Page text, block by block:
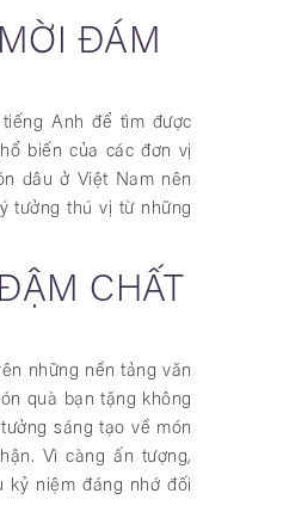
ĐÁM
Anh để tìm được
biến của các đơn vị
dâu ở Việt Nam nên
tưởng thú vị từ những
CHẤT
những nền tảng văn
quà bạn tặng không
sáng tạo về món
Vì càng ấn tượng,
kỷ niệm đáng nhớ đối